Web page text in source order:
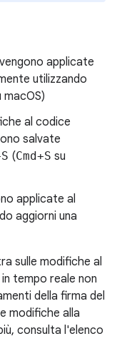
applicate
utilizzando
macOS)
al codice
salvate
(Cmd+S su
applicate al
aggiorni una
sulle modifiche al
tempo reale non
della firma del
modifiche alla
consulta l'elenco